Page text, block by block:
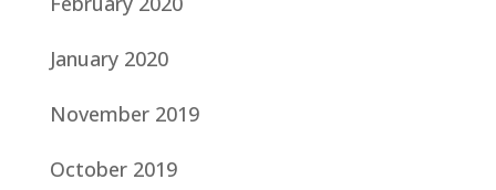
January 2020
November 2019
October 2019